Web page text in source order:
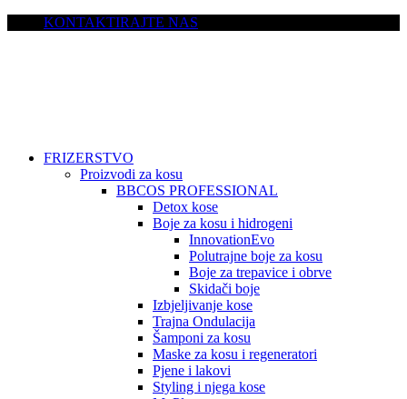
KONTAKTIRAJTE NAS
FRIZERSTVO
Proizvodi za kosu
BBCOS PROFESSIONAL
Detox kose
Boje za kosu i hidrogeni
InnovationEvo
Polutrajne boje za kosu
Boje za trepavice i obrve
Skidači boje
Izbjeljivanje kose
Trajna Ondulacija
Šamponi za kosu
Maske za kosu i regeneratori
Pjene i lakovi
Styling i njega kose